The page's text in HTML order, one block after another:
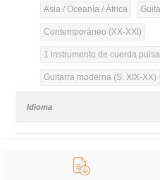
Asia / Oceanía / África
Contemporáneo (XX-XXI)
1 instrumento de cuerda
Guitarra moderna (S. XIX-XX)
Idioma